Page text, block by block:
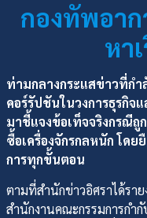
กองทัพอา
หา
ท่ามกลางกระแสข่าวที่ก
คอร์รัปชันในวงการธุรกิจ
มาชี้แจงข้อเท็จจริงกรณีถู
ซื้อเครื่องจักรกลหนัก โดย
การทุกขั้นตอน
ตามที่สำนักข่าวอิศราได้รา
สำนักงานคณะกรรมการก